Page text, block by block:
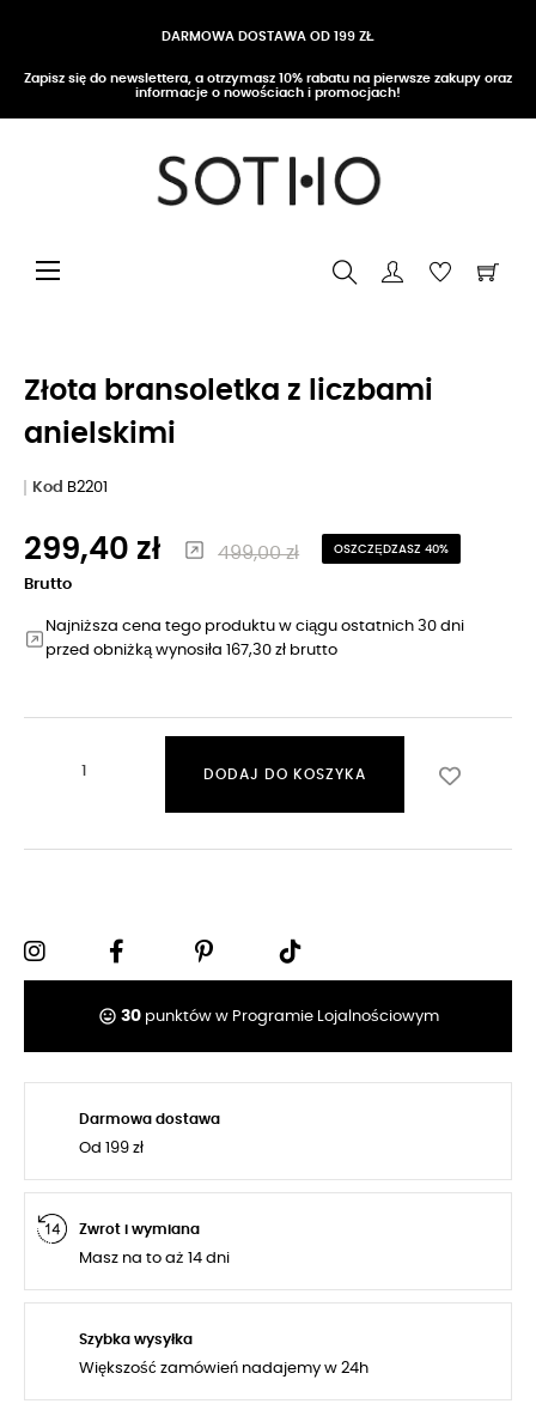
DARMOWA DOSTAWA OD 199 ZŁ
Zapisz się do newslettera, a otrzymasz 10% rabatu na pierwsze zakupy oraz
informacje o nowościach i promocjach!
Przełącz nawigację
☰
Złota bransoletka z liczbami
anielskimi
Kod B2201
299,40 zł 499,00 zł OSZCZĘDZASZ 40%
Brutto
Najniższa cena tego produktu w ciągu ostatnich 30 dni
przed obniżką wynosiła 167,30 zł brutto
DODAJ DO KOSZYKA
tag_faces 30punktów w Programie Lojalnościowym
Darmowa dostawa
Od 199 zł
Zwrot i wymiana
Masz na to aż 14 dni
Szybka wysyłka
Większość zamówień nadajemy w 24h